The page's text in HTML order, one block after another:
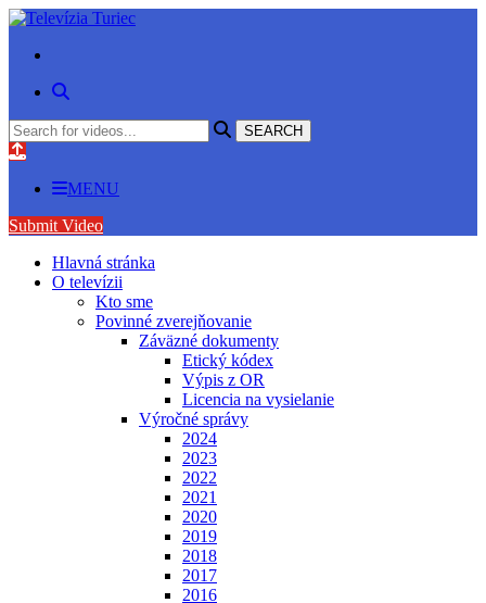
MENU
Submit Video
Hlavná stránka
O televízii
Kto sme
Povinné zverejňovanie
Záväzné dokumenty
Etický kódex
Výpis z OR
Licencia na vysielanie
Výročné správy
2024
2023
2022
2021
2020
2019
2018
2017
2016